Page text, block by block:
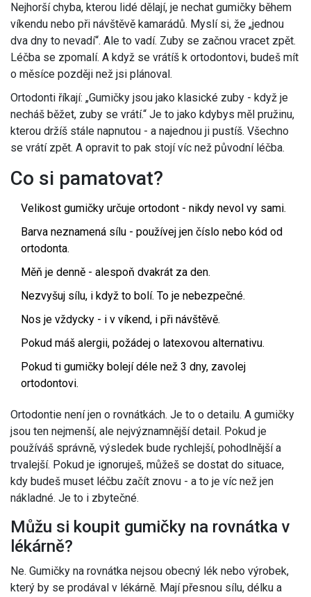
Nejhorší chyba, kterou lidé dělají, je nechat gumičky během
víkendu nebo při návštěvě kamarádů. Myslí si, že „jednou
dva dny to nevadí“. Ale to vadí. Zuby se začnou vracet zpět.
Léčba se zpomalí. A když se vrátíš k ortodontovi, budeš mít
o měsíce později než jsi plánoval.
Ortodonti říkají: „Gumičky jsou jako klasické zuby - když je
necháš běžet, zuby se vrátí.“ Je to jako kdybys měl pružinu,
kterou držíš stále napnutou - a najednou ji pustíš. Všechno
se vrátí zpět. A opravit to pak stojí víc než původní léčba.
Co si pamatovat?
Velikost gumičky určuje ortodont - nikdy nevol vy sami.
Barva neznamená sílu - používej jen číslo nebo kód od
ortodonta.
Měň je denně - alespoň dvakrát za den.
Nezvyšuj sílu, i když to bolí. To je nebezpečné.
Nos je vždycky - i v víkend, i při návštěvě.
Pokud máš alergii, požádej o latexovou alternativu.
Pokud ti gumičky bolejí déle než 3 dny, zavolej
ortodontovi.
Ortodontie není jen o rovnátkách. Je to o detailu. A gumičky
jsou ten nejmenší, ale nejvýznamnější detail. Pokud je
používáš správně, výsledek bude rychlejší, pohodlnější a
trvalejší. Pokud je ignoruješ, můžeš se dostat do situace,
kdy budeš muset léčbu začít znovu - a to je víc než jen
nákladné. Je to i zbytečné.
Můžu si koupit gumičky na rovnátka v
lékárně?
Ne. Gumičky na rovnátka nejsou obecný lék nebo výrobek,
který by se prodával v lékárně. Mají přesnou sílu, délku a